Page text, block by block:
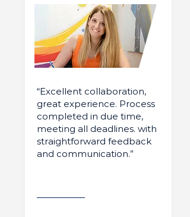
“Excellent collaboration,
great experience. Process
completed in due time,
meeting all deadlines. with
straightforward feedback
and communication.”